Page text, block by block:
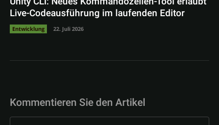
Live-Codeausführung im laufenden Editor
Entwicklung 22. Juli 2026
Kommentieren Sie den Artikel